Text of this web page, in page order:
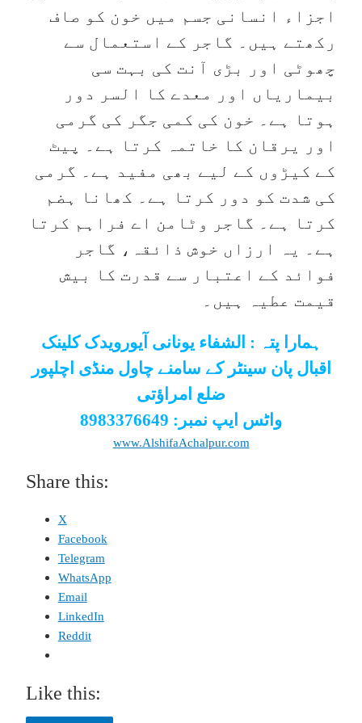
اجزاء انسانی جسم میں خون کو صاف
رکھتے ہیں۔ گاجر کے استعمال سے
چھوٹی اور بڑی آنت کی بہت سی
بیماریاں اور معدے کا السر دور
ہوتا ہے۔ خون کی کمی جگر کی گرمی
اور یرقان کا خاتمہ کرتا ہے۔ پیٹ
کے کیڑوں کے لیے بھی مفید ہے۔ گرمی
کی شدت کو دور کرتا ہے۔ کھانا ہضم
کرتا ہے۔ گاجر وٹامن اے فراہم کرتا
ہے۔ یہ ارزاں خوش ذائقہ، گاجر
فوائد کے اعتبار سے قدرت کا بیش
قیمت عطیہ ہیں۔
ہمارا پتہ : الشفاء یونانی آیورویدک کلینک
اقبال پان سینٹر کے سامنے چاول منڈی اچلپور
ضلع امراؤتی
واٹس ایپ نمبر: 8983376649
www.AlshifaAchalpur.com
Share this:
X
Facebook
Telegram
WhatsApp
Email
LinkedIn
Reddit
Like this: